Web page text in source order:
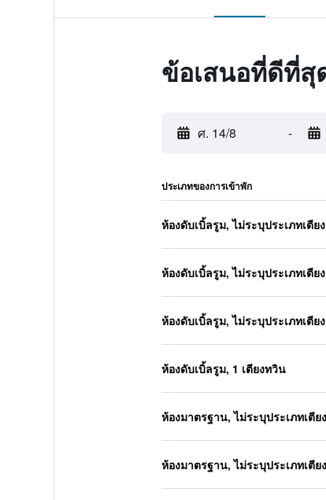
ข้อเสนอที่ดีที่สุ
ศ. 14/8 -
ประเภทของการเข้าพัก
ห้องดับเบิ้ลรูม, ไม่ระบุประเภทเตียง
ห้องดับเบิ้ลรูม, ไม่ระบุประเภทเตียง
ห้องดับเบิ้ลรูม, ไม่ระบุประเภทเตียง
ห้องดับเบิ้ลรูม, 1 เตียงทวิน
ห้องมาตรฐาน, ไม่ระบุประเภทเตียง
ห้องมาตรฐาน, ไม่ระบุประเภทเตียง